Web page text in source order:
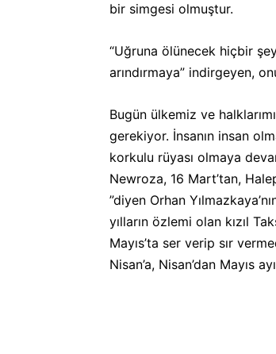
bir simgesi olmuştur.
“Uğruna ölünecek hiçbir
arındırmaya” indirgeyen,
Bugün ülkemiz ve
gerekiyor. İnsanın insan
korkulu rüyası olmaya
Newroza, 16 Mart’tan,
”diyen Orhan
yılların özlemi olan kızıl
Mayıs’ta ser verip sır
Nisan’a, Nisan’dan Mayıs